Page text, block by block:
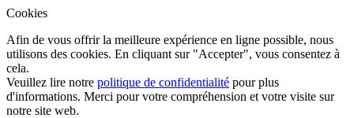
Cookies
Afin de vous offrir la meilleure expérience en ligne possible, nous
utilisons des cookies. En cliquant sur "Accepter", vous consentez à
cela.
Veuillez lire notre politique de confidentialité pour plus
d'informations. Merci pour votre compréhension et votre visite sur
notre site web.